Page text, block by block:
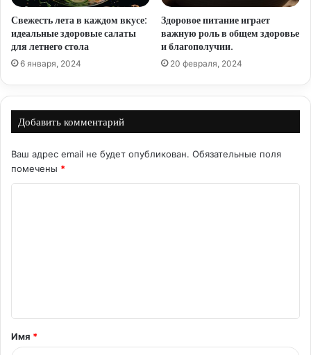
Свежесть лета в каждом вкусе:
идеальные здоровые салаты
для летнего стола
6 января, 2024
Здоровое питание играет
важную роль в общем здоровье
и благополучии.
20 февраля, 2024
Добавить комментарий
Ваш адрес email не будет опубликован. Обязательные поля
помечены *
т
а
Имя *